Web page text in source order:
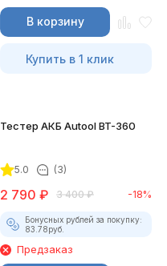
В корзину
Купить в 1 клик
Тестер АКБ Autool BT-360
5.0 (3)
2 790 ₽ 3 400 ₽ -18%
Бонусных рублей за покупку:
83.78руб.
Предзаказ